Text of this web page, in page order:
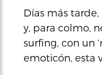
Días más
y, para colmo,
surfing, con un
emoticón, esta